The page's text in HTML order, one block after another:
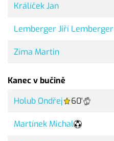
Králíček Jan
Lemberger Jiří Lemberger
Zíma Martin
Kanec v bučině
Holub Ondřej
60'
Martínek Michal